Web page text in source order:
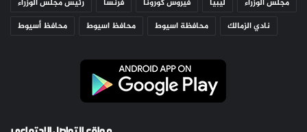
رئيس مجلس الوزراء
فرنسا فيروس كورونا ليبيا
مجلس الوزراء
محافظ أسيوط
محافظ اسيوط محافظة اسيوط نادي الزمالك